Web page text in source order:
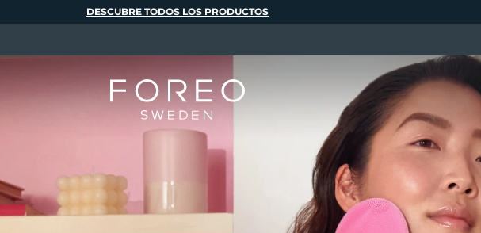
DESCUBRE TODOS LOS PRODUCTOS